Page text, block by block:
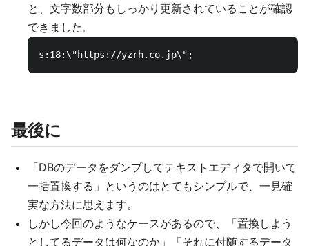
と、文字数部分もしっかり更新されていることが確認
できました。
最後に
「DBのデータをダンプしてテキストエディタで開いて
一括置換する」というのはとてもシンプルで、一見確
実な方法に思えます。
しかし今回のようなケースがあるので、「置換しよう
としてるデータは何なのか」「それに付随するデータ